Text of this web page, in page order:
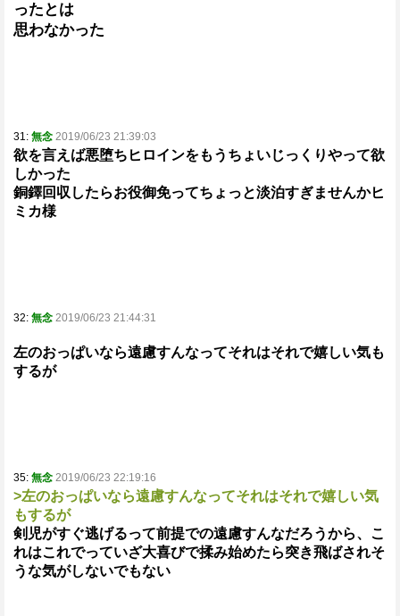
ったとは
思わなかった
31: 無念 2019/06/23 21:39:03
欲を言えば悪堕ちヒロインをもうちょいじっくりやって欲
しかった
銅鐸回収したらお役御免ってちょっと淡泊すぎませんかヒ
ミカ様
32: 無念 2019/06/23 21:44:31
左のおっぱいなら遠慮すんなってそれはそれで嬉しい気も
するが
35: 無念 2019/06/23 22:19:16
>左のおっぱいなら遠慮すんなってそれはそれで嬉しい気
もするが
剣児がすぐ逃げるって前提での遠慮すんなだろうから、こ
れはこれでっていざ大喜びで揉み始めたら突き飛ばされそ
うな気がしないでもない